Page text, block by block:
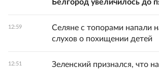
Белгород увеличилось до
12:59
Селяне с топорами напали
слухов о похищении детей
12:51
Зеленский признался, что